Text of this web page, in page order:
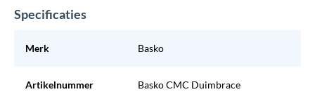
Specificaties
Merk Basko
Artikelnummer Basko CMC Duimbrace